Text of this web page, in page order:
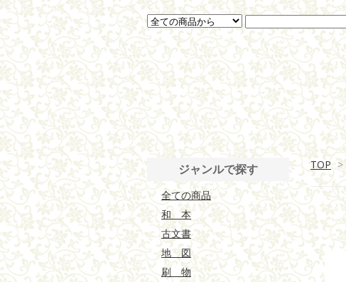
TOP >
ジャンルで探す
全ての商品
和 本
古文書
地 図
刷 物